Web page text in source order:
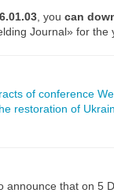
, you can
Journal» for the
of conference
restoration of
announce that on 5